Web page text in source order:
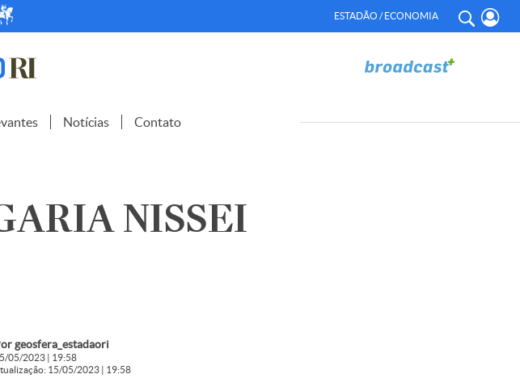
ESTADÃO / ECONOMIA
Notícias Contato
NISSEI
geosfera_estadaori
05/2023 | 19:58
15/05/2023 | 19:58